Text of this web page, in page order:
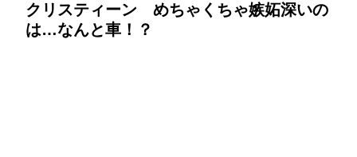
クリスティーン めちゃくちゃ嫉妬深いの
は…なんと車！？